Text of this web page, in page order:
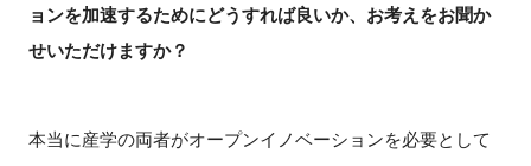
ョンを加速するためにどうすれば良いか、お考えをお聞か
せいただけますか？
本当に産学の両者がオープンイノベーションを必要として